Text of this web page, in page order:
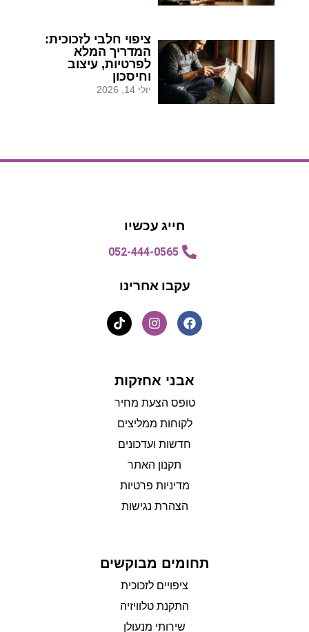
ציפוי חלבי לזכוכית:
המדריך המלא
לפרטיות, עיצוב
וחיסכון
יולי 14, 2026
חייג עכשיו
052-444-0565
עקבו אחרינו
אבני אחזקות
טופס הצעת מחיר
לקוחות ממליצים
חדשות ועדכונים
תקנון האתר
מדיניות פרטיות
הצהרת נגישות
תחומים מבוקשים
ציפויים לזכוכית
התקנת טלוויזיה
שירותי מנעולן